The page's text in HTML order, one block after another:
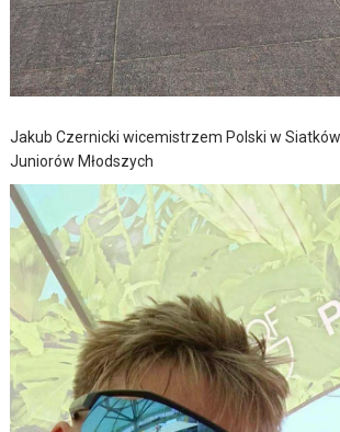
Jakub Czernicki wicemistrzem Polski w
Juniorów Młodszych